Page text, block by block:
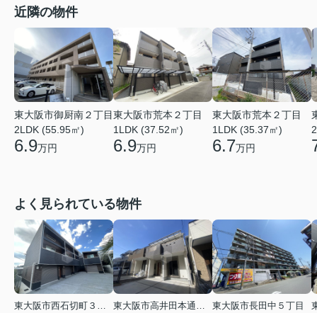
近隣の物件
東大阪市御厨南２丁目
2LDK (55.95㎡)
6.9万円
東大阪市荒本２丁目
1LDK (37.52㎡)
6.9万円
東大阪市荒本２丁目
1LDK (35.37㎡)
6.7万円
よく見られている物件
東大阪市西石切町３丁目
東大阪市高井田本通２丁目
東大阪市長田中５丁目